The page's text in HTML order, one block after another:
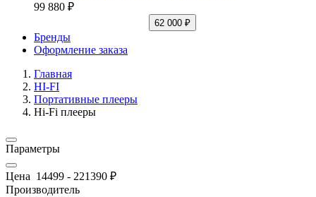
99 880 ₽
62 000 ₽
Бренды
Оформление заказа
Главная
HI-FI
Портативные плееры
Hi-Fi плееры
Параметры
Цена 14499 - 221390 ₽
Производитель